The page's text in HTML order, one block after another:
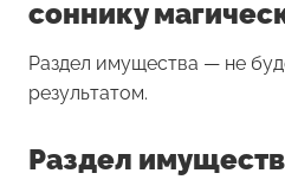
соннику
Раздел имущества — не
результатом.
Раздел